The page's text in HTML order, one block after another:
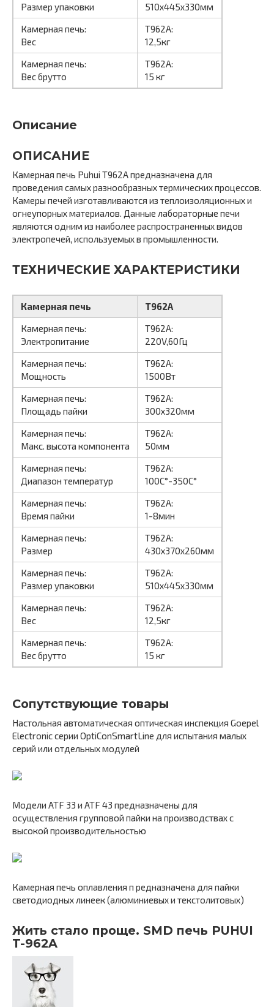
Размер упаковки
510х445х330мм
Камерная печь:
Вес
T962A:
12,5кг
Камерная печь:
Вес брутто
T962A:
15 кг
Описание
ОПИСАНИЕ
Камерная печь Puhui T962A предназначена для
проведения самых разнообразных термических процессов.
Камеры печей изготавливаются из теплоизоляционных и
огнеупорных материалов. Данные лабораторные печи
являются одним из наиболее распространенных видов
электропечей, используемых в промышленности.
ТЕХНИЧЕСКИЕ ХАРАКТЕРИСТИКИ
Камерная печь
T962A
Камерная печь:
Электропитание
T962A:
220V,60Гц
Камерная печь:
Мощность
T962A:
1500Вт
Камерная печь:
Площадь пайки
T962A:
300х320мм
Камерная печь:
Макс. высота компонента
T962A:
50мм
Камерная печь:
Диапазон температур
T962A:
100С°-350С°
Камерная печь:
Время пайки
T962A:
1-8мин
Камерная печь:
Размер
T962A:
430х370х260мм
Камерная печь:
Размер упаковки
T962A:
510х445х330мм
Камерная печь:
Вес
T962A:
12,5кг
Камерная печь:
Вес брутто
T962A:
15 кг
Сопутствующие товары
Настольная автоматическая оптическая инспекция Goepel
Electronic серии OptiConSmartLine для испытания малых
серий или отдельных модулей
Модели ATF 33 и ATF 43 предназначены для
осуществления групповой пайки на производствах с
высокой производительностью
Камерная печь оплавления п редназначена для пайки
светодиодных линеек (алюминиевых и текстолитовых)
Жить стало проще. SMD печь PUHUI
T-962A